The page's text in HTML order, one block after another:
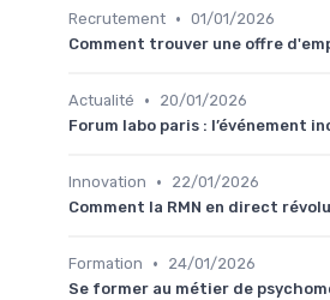
Recrutement • 01/01/2026
Comment trouver une offre
Actualité •
20/01/2026
Forum labo paris : l’événement
Innovation •
22/01/2026
Comment la RMN en direct
Formation •
24/01/2026
Se former au métier de